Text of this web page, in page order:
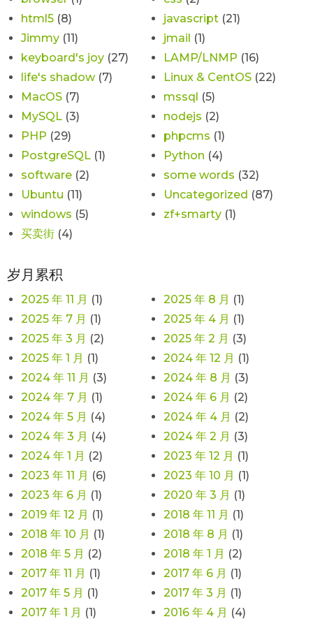
html5 (8) javascript (21)
Jimmy (11) jmail (1)
keyboard's joy (27) LAMP/LNMP (16)
life's shadow(7) Linux & CentOS (22)
MacOS (7) mssql (5)
MySQL (3) nodejs (2)
PHP (29) phpcms (1)
PostgreSQL (1) Python (4)
software (2) some words (32)
Ubuntu (11) Uncategorized (87)
windows (5) zf+smarty (1)
买卖街 (4)
岁月累积
2025 年 11 月 (1) 2025 年 8 月 (1)
2025 年 7 月 (1) 2025 年 4 月 (1)
2025 年 3 月 (2) 2025 年 2 月 (3)
2025 年 1 月 (1) 2024 年 12 月 (1)
2024 年 11 月 (3) 2024 年 8 月 (3)
2024 年 7 月 (1) 2024 年 6 月 (2)
2024 年 5 月 (4) 2024 年 4 月 (2)
2024 年 3 月 (4) 2024 年 2 月 (3)
2024 年 1 月 (2) 2023 年 12 月 (1)
2023 年 11 月 (6) 2023 年 10 月 (1)
2023 年 6 月 (1) 2020 年 3 月 (1)
2019 年 12 月 (1) 2018 年 11 月 (1)
2018 年 10 月 (1) 2018 年 8 月 (1)
2018 年 5 月 (2) 2018 年 1 月 (2)
2017 年 11 月 (1) 2017 年 6 月 (1)
2017 年 5 月 (1) 2017 年 3 月 (1)
2017 年 1 月 (1) 2016 年 4 月 (4)